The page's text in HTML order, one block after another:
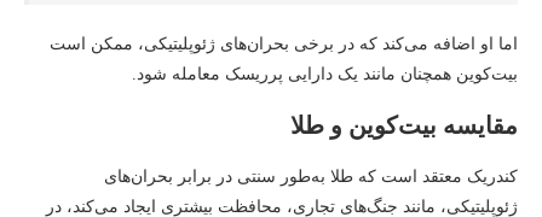
اما او اضافه می‌کند که در برخی بحران‌های ژئوپلیتیکی، ممکن است
بیت‌کوین همچنان مانند یک دارایی پرریسک معامله شود.
مقایسه بیت‌کوین و طلا
کندریک معتقد است که طلا به‌طور سنتی در برابر بحران‌های
ژئوپلیتیکی، مانند جنگ‌های تجاری، محافظت بیشتری ایجاد می‌کند، در